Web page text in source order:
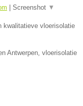
Screenshot ▼
kwalitatieve vloerisolatie
Antwerpen, vloerisolatie